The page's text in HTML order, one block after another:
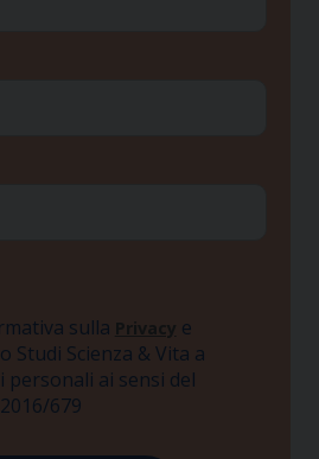
sulla Privacy e
Studi Scienza & Vita a
ai sensi del
679